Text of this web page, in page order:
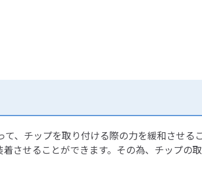
、チップを取り付ける際の力を緩和させる
させることができます。その為、チップの